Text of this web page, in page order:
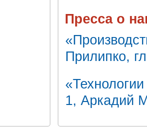
Пресса о
Прилипко,
1, Аркадий